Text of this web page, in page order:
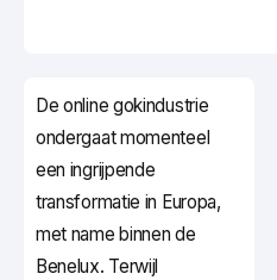
De online gokindustrie
ondergaat momenteel
een ingrijpende
transformatie in Europa,
met name binnen de
Benelux. Terwijl